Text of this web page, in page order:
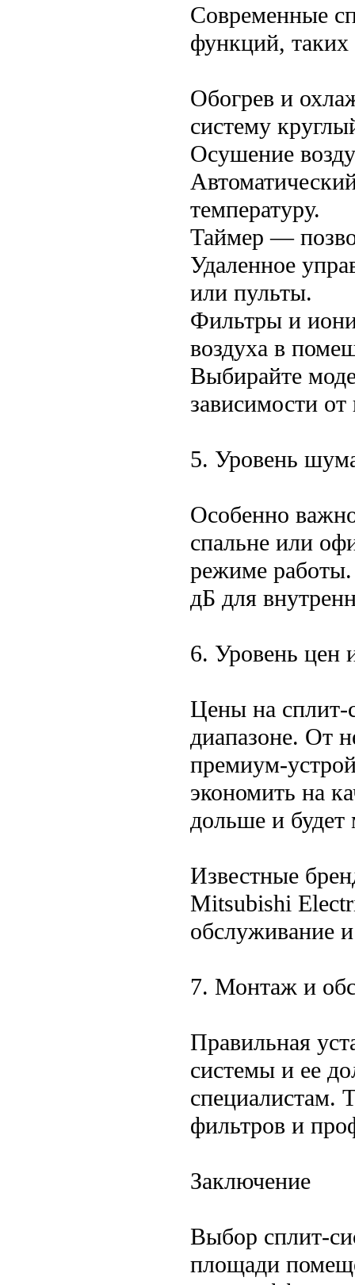
Современные
функций, таких
Обогрев и
систему
Осушение
температуру.
Таймер —
Удаленное
или пульты.
Фильтры и
воздуха в
Выбирайте
зависимости
5. Уровень
Особенно
спальне или
режиме
дБ для
6. Уровень цен
Цены на сплит-
диапазоне. От
премиум-
экономить на
дольше и будет
Известные
Mitsubishi
обслуживание
7. Монтаж и
Правильная
системы и ее
специалистам.
фильтров и
Заключение
Выбор сплит-
площади